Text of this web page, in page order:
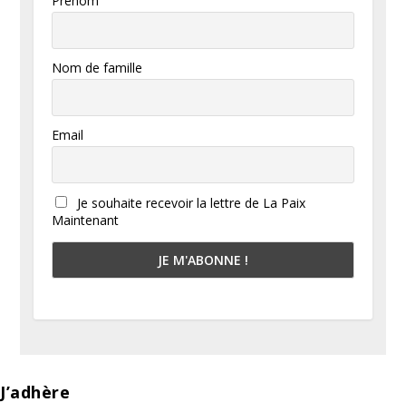
Nom de famille
Email
Je souhaite recevoir la lettre de La Paix
Maintenant
J’adhère